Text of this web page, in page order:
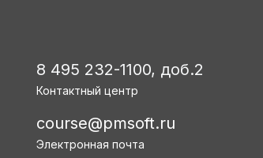
8 495 232-1100, доб.2
Контактный центр
course@pmsoft.ru
Электронная почта